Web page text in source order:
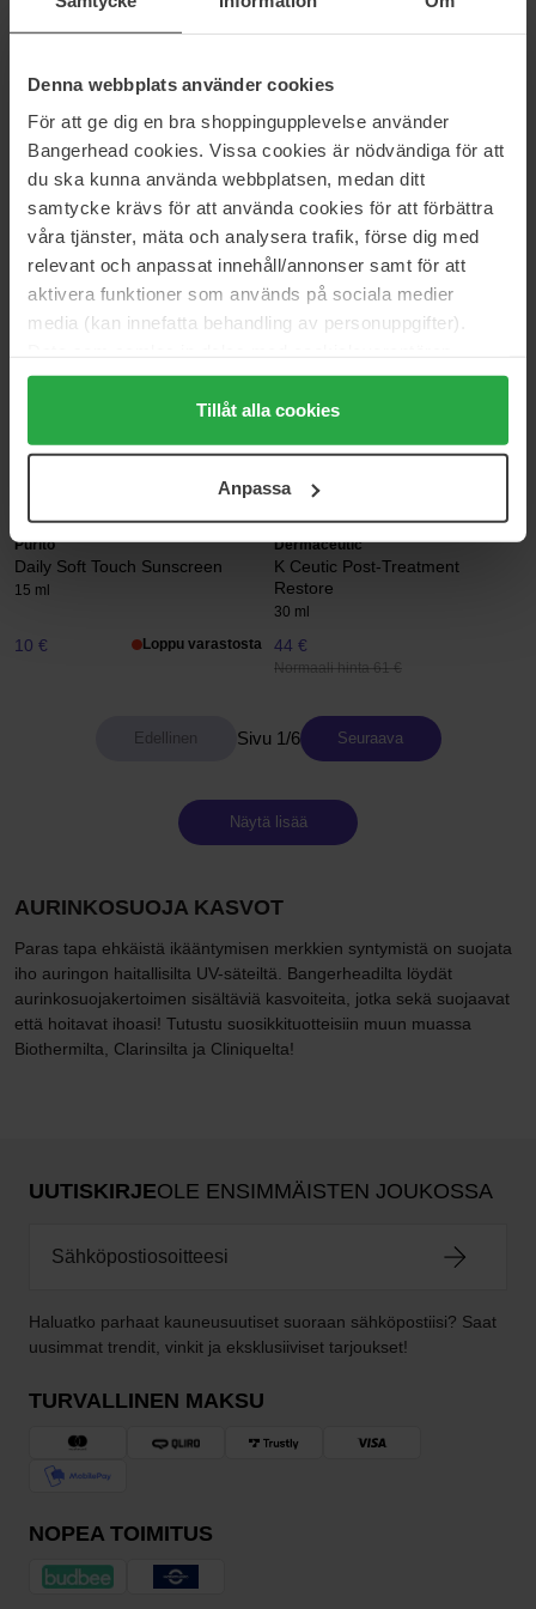
Denna webbplats använder cookies
För att ge dig en bra shoppingupplevelse använder
Bangerhead cookies. Vissa cookies är nödvändiga för att
du ska kunna använda webbplatsen, medan ditt
samtycke krävs för att använda cookies för att förbättra
våra tjänster, mäta och analysera trafik, förse dig med
relevant och anpassat innehåll/annonser samt för att
aktivera funktioner som används på sociala medier
media (kan innefatta behandling av personuppgifter).
Genom att trycka på "Tillåt alla cookies" accepterar du
alla cookies, medan du under "Detaljer" kan anpassa
användningen av cookies. Du kan när som helst återkalla
samt vår Integritetspolicy.
Tillåt alla cookies
Anpassa
50 ml
72 €
SPF50+
150 ml
23 € Loppu varastosta
Lumene
Nordic-C
50 ml
25 €
Normaali hinta 30 €
Dermalogica
Prisma Protect SPF30
50 ml
69 €
Normaali hinta 82 €
SPF30
Normaali hinta 80 €
Purito
Daily Soft Touch Sunscreen
15 ml
10 € Loppu varastosta
Dermaceutic
K Ceutic Post-Treatment
Restore
30 ml
44 €
Normaali hinta 61 €
Sivu 1/6 Seuraava
Näytä lisää
AURINKOSUOJA KASVOT
Paras tapa ehkäistä ikääntymisen merkkien syntymistä on suojata
iho auringon haitallisilta UV-säteiltä. Bangerheadilta löydät
aurinkosuojakertoimen sisältäviä kasvoiteita, jotka sekä suojaavat
että hoitavat ihoasi! Tutustu suosikkituotteisiin muun muassa
Biothermilta, Clarinsilta ja Cliniquelta!
UUTISKIRJEOLE ENSIMMÄISTEN JOUKOSSA
Haluatko parhaat kauneusuutiset suoraan sähköpostiisi? Saat
uusimmat trendit, vinkit ja eksklusiiviset tarjoukset!
TURVALLINEN MAKSU
NOPEA TOIMITUS